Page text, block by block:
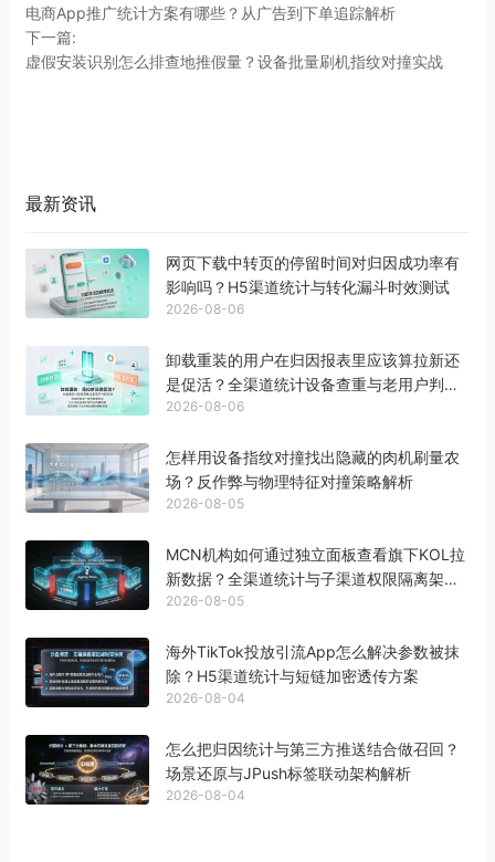
电商App推广统计方案有哪些？从广告到下单追踪解析
下一篇:
虚假安装识别怎么排查地推假量？设备批量刷机指纹对撞实战
最新资讯
网页下载中转页的停留时间对归因成功率有
影响吗？H5渠道统计与转化漏斗时效测试
2026-08-06
卸载重装的用户在归因报表里应该算拉新还
是促活？全渠道统计设备查重与老用户判定
标准
2026-08-06
怎样用设备指纹对撞找出隐藏的肉机刷量农
场？反作弊与物理特征对撞策略解析
2026-08-05
MCN机构如何通过独立面板查看旗下KOL拉
新数据？全渠道统计与子渠道权限隔离架构
解析
2026-08-05
海外TikTok投放引流App怎么解决参数被抹
除？H5渠道统计与短链加密透传方案
2026-08-04
怎么把归因统计与第三方推送结合做召回？
场景还原与JPush标签联动架构解析
2026-08-04